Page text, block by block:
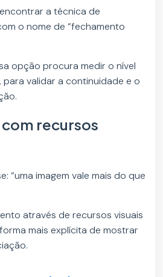
a técnica de
o nome de “fechamento
opção procura medir o nível
validar a continuidade e o
recursos
“uma imagem vale mais do que
através de recursos visuais
mais explícita de mostrar